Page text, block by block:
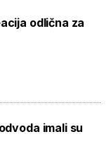
odlična za
imali su